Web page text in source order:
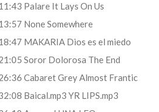
Palare It Lays On Us
None Somewhere
MAKARIA Dios es el miedo
Soror Dolorosa The End
Cabaret Grey Almost Frantic
Baical.mp3 YR LIPS.mp3